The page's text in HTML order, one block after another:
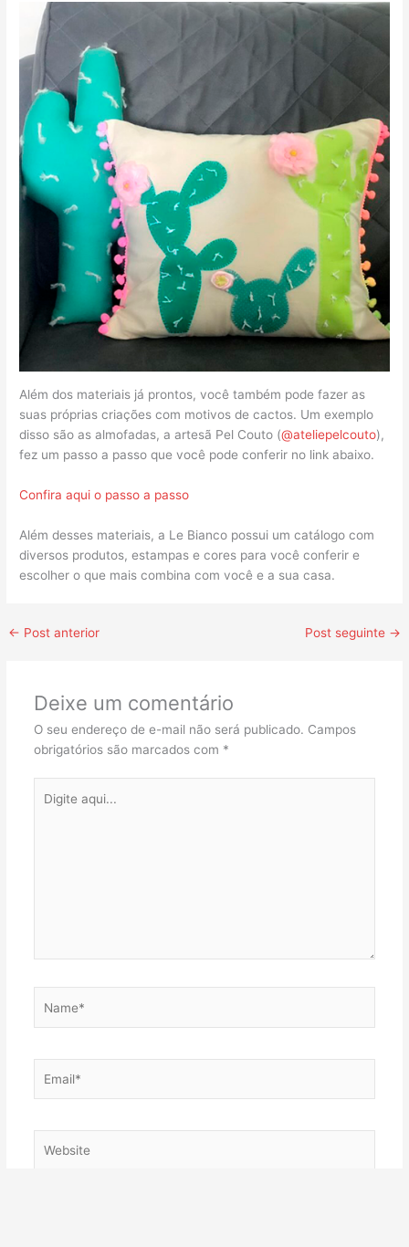
Além dos materiais já prontos, você também pode fazer as
suas próprias criações com motivos de cactos. Um exemplo
disso são as almofadas, a artesã Pel Couto (@ateliepelcouto),
fez um passo a passo que você pode conferir no link abaixo.
Confira aqui o passo a passo
Além desses materiais, a Le Bianco possui um catálogo com
diversos produtos, estampas e cores para você conferir e
escolher o que mais combina com você e a sua casa.
← Post anterior Post seguinte →
Deixe um comentário
O seu endereço de e-mail não será publicado. Campos
obrigatórios são marcados com *
aqui...